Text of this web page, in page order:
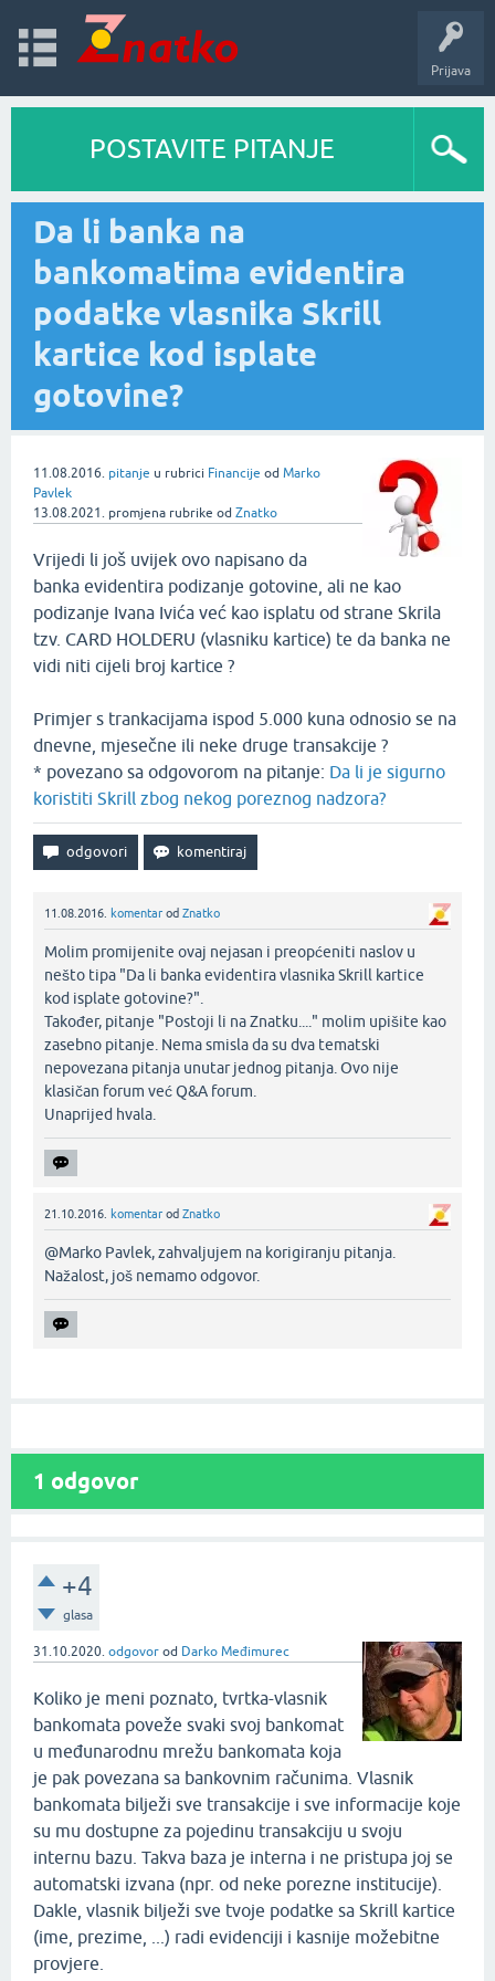
Prijava
POSTAVITE PITANJE
Da li banka na
bankomatima evidentira
podatke vlasnika Skrill
kartice kod isplate
gotovine?
11.08.2016. pitanje u rubrici Financije od Marko
Pavlek
13.08.2021. promjena rubrike od Znatko
Vrijedi li još uvijek ovo napisano da
banka evidentira podizanje gotovine, ali ne kao
podizanje Ivana Ivića već kao isplatu od strane Skrila
tzv. CARD HOLDERU (vlasniku kartice) te da banka ne
vidi niti cijeli broj kartice ?
Primjer s trankacijama ispod 5.000 kuna odnosio se na
dnevne, mjesečne ili neke druge transakcije ?
* povezano sa odgovorom na pitanje: Da li je sigurno
koristiti Skrill zbog nekog poreznog nadzora?
11.08.2016. komentar od Znatko
Molim promijenite ovaj nejasan i preopćeniti naslov u
nešto tipa "Da li banka evidentira vlasnika Skrill kartice
kod isplate gotovine?".
Također, pitanje "Postoji li na Znatku...." molim upišite kao
zasebno pitanje. Nema smisla da su dva tematski
nepovezana pitanja unutar jednog pitanja. Ovo nije
klasičan forum već Q&A forum.
Unaprijed hvala.‌
21.10.2016. komentar od Znatko
@Marko Pavlek, zahvaljujem na korigiranju pitanja.
Nažalost, još nemamo odgovor.‌
1 odgovor
+4
glasa
31.10.2020. odgovor od Darko Međimurec
Koliko je meni poznato, tvrtka-vlasnik
bankomata poveže svaki svoj bankomat
u međunarodnu mrežu bankomata koja
je pak povezana sa bankovnim računima. Vlasnik
bankomata bilježi sve transakcije i sve informacije koje
su mu dostupne za pojedinu transakciju u svoju
internu bazu. Takva baza je interna i ne pristupa joj se
automatski izvana (npr. od neke porezne institucije).
Dakle, vlasnik bilježi sve tvoje podatke sa Skrill kartice
(ime, prezime, ...) radi evidenciji i kasnije možebitne
provjere.